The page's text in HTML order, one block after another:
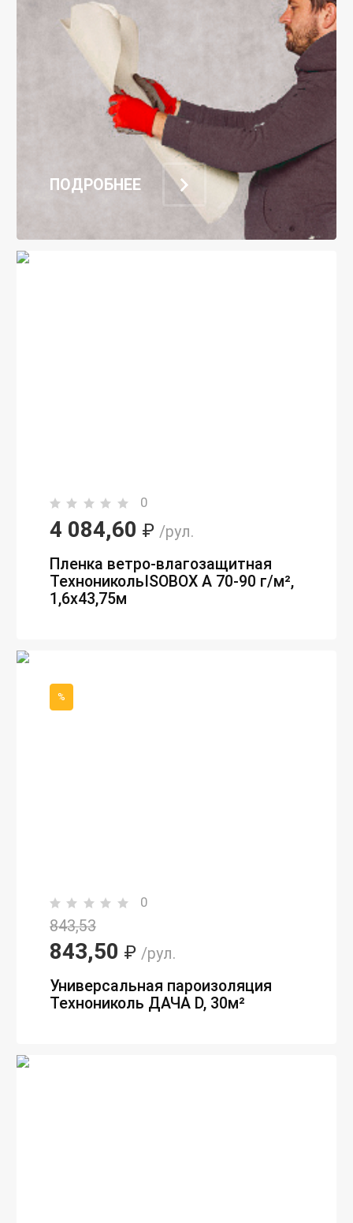
0
4 084,60 ₽ /рул.
Пленка ветро-влагозащитная
ТехноникольISOBOX А 70-90 г/м²,
1,6х43,75м
%
0
843,53
843,50 ₽ /рул.
Универсальная пароизоляция
Технониколь ДАЧА D, 30м²
ПОДРОБНЕЕ